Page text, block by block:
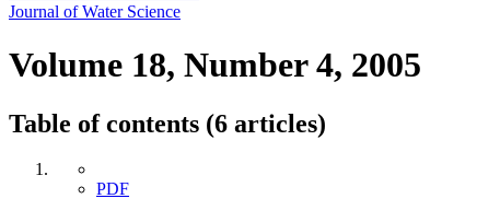
Journal of Water Science
Volume 18, Number 4, 2005
Table of contents (6 articles)
PDF